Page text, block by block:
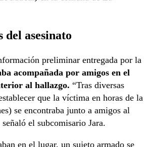
del asesinato
preliminar entregada por la
acompañada por amigos en el
al hallazgo. “Tras diversas
que la víctima en horas de la
se encontraba junto a amigos al
el subcomisario Jara.
en el lugar, un sujeto armado se